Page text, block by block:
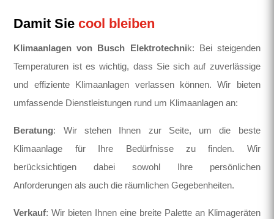
Damit Siecool bleiben
Klimaanlagen von Busch Elektrotechnik: Bei steigenden
Temperaturen ist es wichtig, dass Sie sich auf zuverlässige
und effiziente Klimaanlagen verlassen können. Wir bieten
umfassende Dienstleistungen rund um Klimaanlagen an:
Beratung: Wir stehen Ihnen zur Seite, um die beste
Klimaanlage für Ihre Bedürfnisse zu finden. Wir
berücksichtigen dabei sowohl Ihre persönlichen
Anforderungen als auch die räumlichen Gegebenheiten.
Verkauf: Wir bieten Ihnen eine breite Palette an Klimageräten